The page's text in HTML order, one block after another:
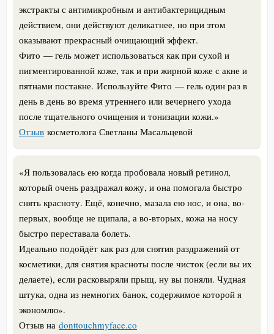
экстракты с антимикробным и антибактерицидным
действием, они действуют деликатнее, но при этом
оказывают прекрасный очищающий эффект.
Фито — гель может использоваться как при сухой и
пигментированной коже, так и при жирной коже с акне и
пятнами постакне. Используйте Фито — гель один раз в
день в день во время утреннего или вечернего ухода
после тщательного очищения и тонизации кожи.»
Отзыв косметолога Светланы Масальцевой
«Я пользовалась ею когда пробовала новый ретинол,
который очень раздражал кожу, и она помогала быстро
снять красноту. Ещё, конечно, мазала ею нос, и она, во-
первых, вообще не щипала, а во-вторых, кожа на носу
быстро переставала болеть.
Идеально подойдёт как раз для снятия раздражений от
косметики, для снятия красноты после чисток (если вы их
делаете), если расковыряли прыщ, ну вы поняли. Чудная
штука, одна из немногих банок, содержимое которой я
экономлю».
Отзыв на donttouchmyface.co